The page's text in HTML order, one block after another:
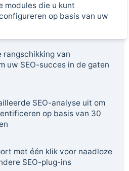
modules die u kunt
op basis van uw
rangschikking van
uw SEO-succes in de gaten
SEO-analyse uit om
op basis van 30
met één klik voor naadloze
SEO-plug-ins